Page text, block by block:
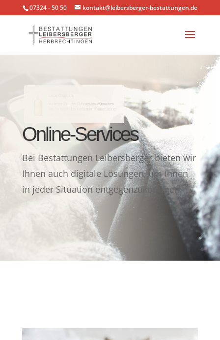
07324 - 50 50 kontakt@leibersberger-bestattungen.de
Online-Services
Bei Bestattungen Leibersberger bieten wir
Ihnen auch digitale Lösungen, um Ihnen
in jeder Situation entgegenzukommen.